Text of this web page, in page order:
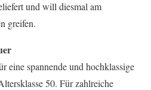
und will diesmal am
greifen.
eine spannende und hochklassige
50. Für zahlreiche